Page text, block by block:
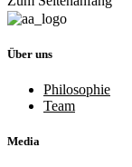
Über uns
Philosophie
Team
Media